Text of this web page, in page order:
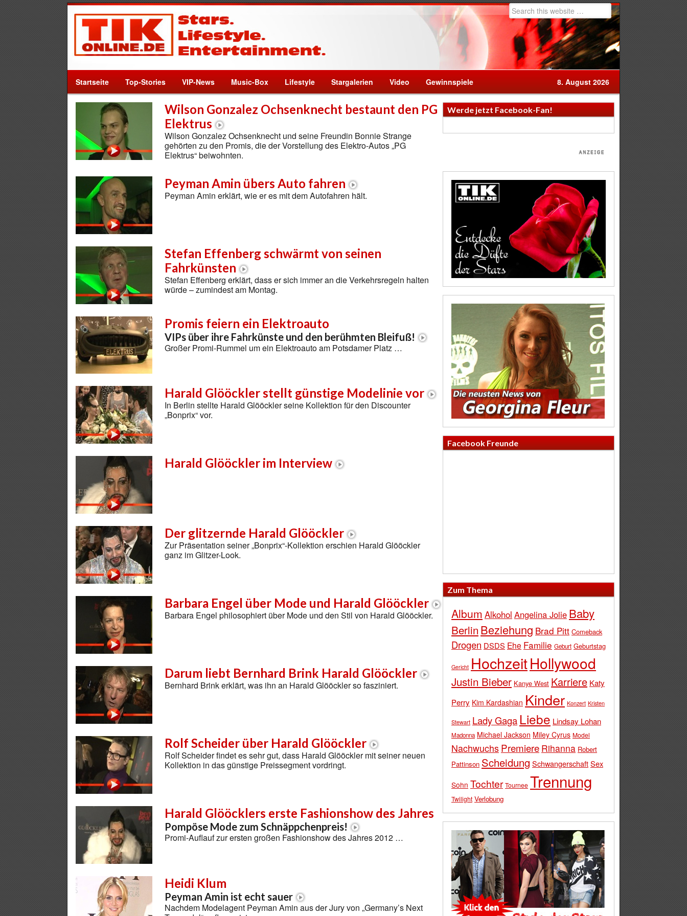
Startseite Top-Stories VIP-News Music-Box Lifestyle Stargalerien Video Gewinnspiele 8. August 2026
Wilson Gonzalez Ochsenknecht bestaunt den PG
Elektrus
Wilson Gonzalez Ochsenknecht und seine Freundin Bonnie Strange
gehörten zu den Promis, die der Vorstellung des Elektro-Autos „PG
Elektrus“ beiwohnten.
Peyman Amin übers Auto fahren
Peyman Amin erklärt, wie er es mit dem Autofahren hält.
Stefan Effenberg schwärmt von seinen
Fahrkünsten
Stefan Effenberg erklärt, dass er sich immer an die Verkehrsregeln halten
würde – zumindest am Montag.
Promis feiern ein Elektroauto
VIPs über ihre Fahrkünste und den berühmten Bleifuß!
Großer Promi-Rummel um ein Elektroauto am Potsdamer Platz …
Harald Glööckler stellt günstige Modelinie vor
In Berlin stellte Harald Glööckler seine Kollektion für den Discounter
„Bonprix“ vor.
Harald Glööckler im Interview
Der glitzernde Harald Glööckler
Zur Präsentation seiner „Bonprix“-Kollektion erschien Harald Glööckler
ganz im Glitzer-Look.
Barbara Engel über Mode und Harald Glööckler
Barbara Engel philosophiert über Mode und den Stil von Harald Glööckler.
Darum liebt Bernhard Brink Harald Glööckler
Bernhard Brink erklärt, was ihn an Harald Glööckler so fasziniert.
Rolf Scheider über Harald Glööckler
Rolf Scheider findet es sehr gut, dass Harald Glööckler mit seiner neuen
Kollektion in das günstige Preissegment vordringt.
Harald Glööcklers erste Fashionshow des Jahres
Pompöse Mode zum Schnäppchenpreis!
Promi-Auflauf zur ersten großen Fashionshow des Jahres 2012 …
Heidi Klum
Peyman Amin ist echt sauer
Nachdem Modelagent Peyman Amin aus der Jury von „Germany’s Next
Werde jetzt Facebook-Fan!
Facebook Freunde
Zum Thema
Album Alkohol Angelina Jolie Baby
Berlin Beziehung Brad Pitt Comeback
Drogen DSDS Ehe Familie Geburt Geburtstag
Gericht HochzeitHollywood
Justin Bieber Kanye West Karriere Katy
Perry Kim Kardashian Kinder Konzert Kristen
Stewart Lady Gaga Liebe Lindsay Lohan
Madonna Michael Jackson Miley Cyrus Model
Nachwuchs Premiere Rihanna Robert
Pattinson Scheidung SchwangerschaftSex
Sohn Tochter Tournee Trennung
Twilight Verlobung